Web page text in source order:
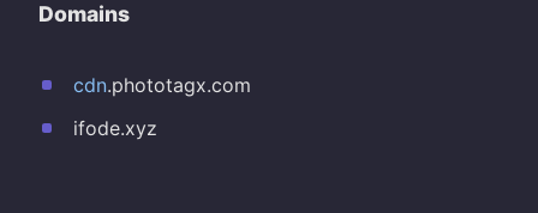
Domains
cdn.phototagx.com
ifode.xyz